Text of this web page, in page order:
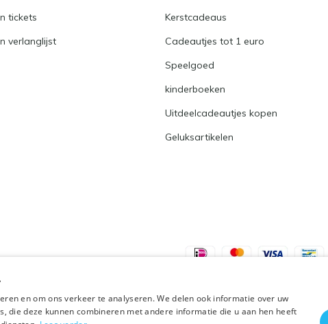
tickets
verlanglijst
Kerstcadeaus
Cadeautjes tot 1 euro
Speelgoed
kinderboeken
Uitdeelcadeautjes kopen
Geluksartikelen
en om ons verkeer te analyseren. We delen ook informatie over uw
die deze kunnen combineren met andere informatie die u aan hen heeft